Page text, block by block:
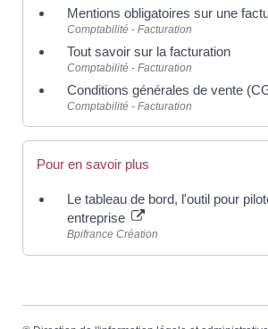
Mentions obligatoires sur une
Comptabilité - Facturation
Tout savoir sur la facturation
Comptabilité - Facturation
Conditions générales de vente
Comptabilité - Facturation
Pour en savoir plus
Le tableau de bord, l'outil pour
entreprise
Bpifrance Création